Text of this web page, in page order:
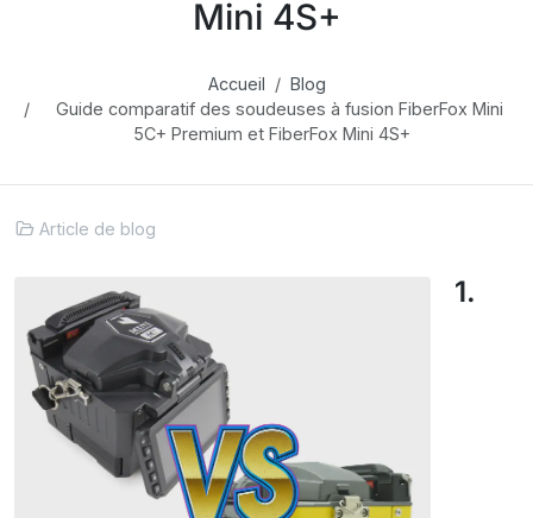
Mini 4S+
Accueil
Blog
Guide comparatif des soudeuses à fusion FiberFox Mini
5C+ Premium et FiberFox Mini 4S+
Article de blog
1.